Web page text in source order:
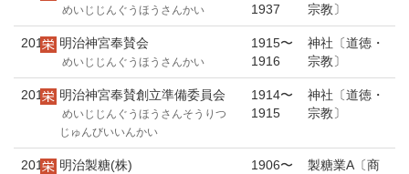
めいじじんぐうほうさんかい
1937
宗教〕
2010 明治神宮奉賛会
めいじじんぐうほうさんかい
1915〜
1916
神社〔道徳・
宗教〕
2011 明治神宮奉賛創立準備委員会
めいじじんぐうほうさんそうりつ
じゅんびいいんかい
1914〜
1915
神社〔道徳・
宗教〕
2012 明治製糖(株)
1906〜
製糖業A〔商